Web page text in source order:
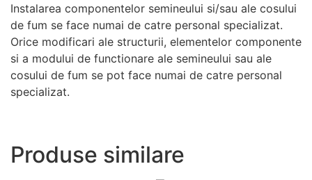
Instalarea componentelor semineului si/sau ale cosului
de fum se face numai de catre personal specializat.
Orice modificari ale structurii, elementelor componente
si a modului de functionare ale semineului sau ale
cosului de fum se pot face numai de catre personal
specializat.
Produse similare